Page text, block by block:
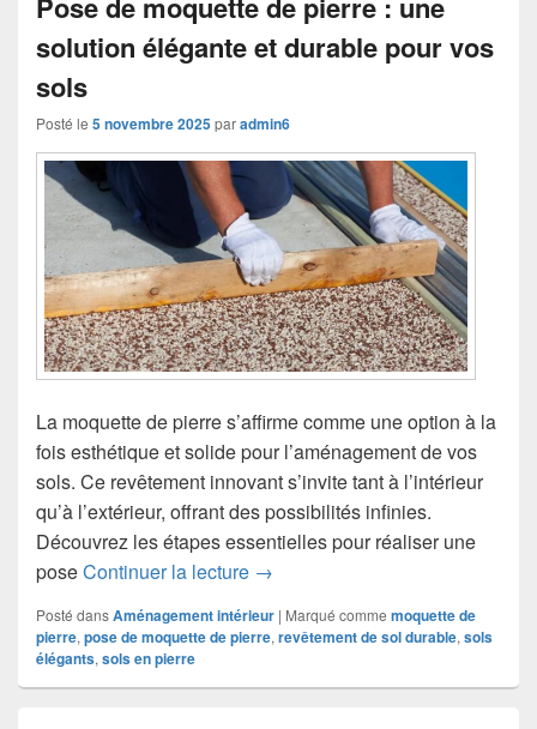
solution élégante et durable pour vos
sols
Posté le 5 novembre 2025paradmin6
La moquette de pierre s’affirme comme une option à la
fois esthétique et solide pour l’aménagement de vos
sols. Ce revêtement innovant s’invite tant à l’intérieur
qu’à l’extérieur, offrant des possibilités infinies.
Découvrez les étapes essentielles pour réaliser une
poseContinuer la lecture Pose de moquette de pierre :
→
Posté dansAménagement intérieur | Marqué comme moquette de
pierre, pose de moquette de pierre, revêtement de sol durable, sols
élégants, sols en pierre